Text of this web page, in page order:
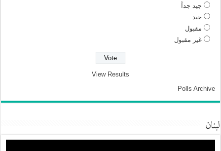
جيد جداً
جيد
مقبول
غير مقبول
View Results
Polls Archive
لبنان